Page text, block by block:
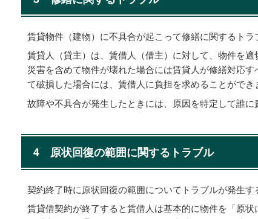
賃貸物件（建物）に不具合が起こって修繕に関するトラ
賃貸人（貸主）は、賃借人（借主）に対して、物件を
災害を含めて物件が壊れた場合には賃貸人が修繕対応
て破損した場合には、賃借人に負担を求めることができ
故障や不具合が発生したときには、原因を特定して誰に
4 原状回復の範囲に関するトラブル
契約終了時に原状回復の範囲についてトラブルが発生す
賃貸借契約が終了すると賃借人は基本的に物件を「原